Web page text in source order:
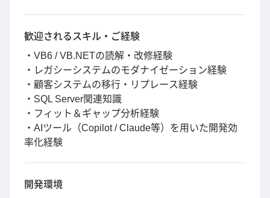
歓迎されるスキル・ご経験
・VB6 / VB.NETの読解・改修経験
・レガシーシステムのモダナイゼーション経験
・顧客システムの移行・リプレース経験
・SQL Server関連知識
・フィット＆ギャップ分析経験
・AIツール（Copilot / Claude等）を用いた開発効
率化経験
開発環境